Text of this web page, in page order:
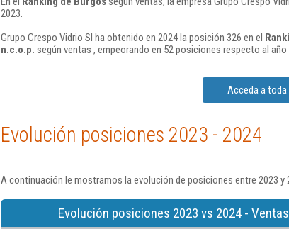
2023.
Grupo Crespo Vidrio Sl ha obtenido en 2024 la posición 326 en el
n.c.o.p. según ventas , empeorando en 52 posiciones respecto al año
Acceda a toda
Evolución posiciones 2023 - 2024
A continuación le mostramos la evolución de posiciones entre 2023 y
Evolución posiciones 2023 vs 2024 - Ventas